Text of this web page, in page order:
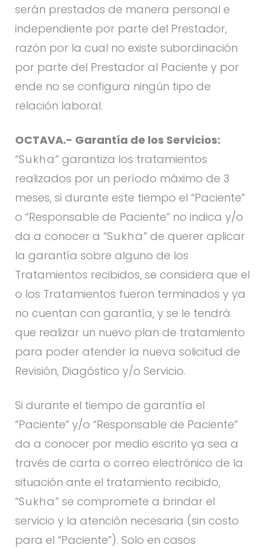
serán prestados de manera personal e
independiente por parte del Prestador,
razón por la cual no existe subordinación
por parte del Prestador al Paciente y por
ende no se configura ningún tipo de
relación laboral.
OCTAVA.- Garantía de los Servicios:
“Sukha” garantiza los tratamientos
realizados por un período máximo de 3
meses, si durante este tiempo el “Paciente”
o “Responsable de Paciente” no indica y/o
da a conocer a “Sukha” de querer aplicar
la garantía sobre alguno de los
Tratamientos recibidos, se considera que el
o los Tratamientos fueron terminados y ya
no cuentan con garantía, y se le tendrá
que realizar un nuevo plan de tratamiento
para poder atender la nueva solicitud de
Revisión, Diagóstico y/o Servicio.
Si durante el tiempo de garantía el
“Paciente” y/o “Responsable de Paciente”
da a conocer por medio escrito ya sea a
través de carta o correo electrónico de la
situación ante el tratamiento recibido,
“Sukha” se compromete a brindar el
servicio y la atención necesaria (sin costo
para el “Paciente”). Solo en casos